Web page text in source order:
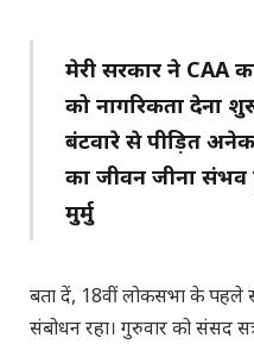
मेरी सरकार ने CAA
को नागरिकता देना
बंटवारे से पीड़ित
का जीवन जीना संभव
मुर्मु
बता दें, 18वीं लोकसभा के पहले
संबोधन रहा। गुरुवार को संसद